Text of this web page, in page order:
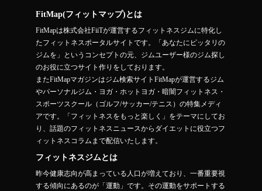
FitMap(フィットマップ)とは
FitMapは株式会社FiiTが運営するフィットネスジムに特化し
たフィットネスポータルサイトです。「あなたにピッタリの
ジムを」というコンセプトの元、ジムユーザー様のジム探し
のお役に立つサイト作りをしております。
またFitMapマガジンはジム検索サイトFitMapが運営するジム
やパーソナルジム・ヨガ・ホットヨガ・暗闇フィットネス・
スポーツスクール（ゴルフ/サッカー/テニス）の特集メディ
アです。「フィットネスをもっと楽しく」をテーマにしてお
り、話題のフィットネスニュースからダイエットに役立つフ
ィットネスコラムまで配信いたします。
フィットネスジムとは
昨今健康志向が高まっている人口が増えており、一番重要視
する傾向にあるのが「運動」です。その運動をサポートする